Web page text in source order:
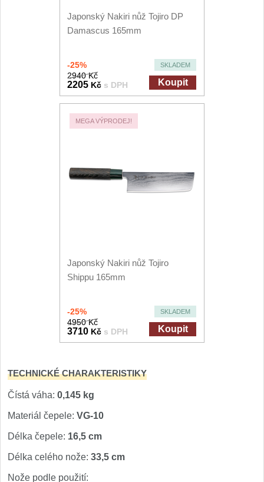
Japonský Nakiri nůž Tojiro DP
Damascus 165mm
-25% SKLADEM
2940 Kč
2205 Kč s DPH Koupit
MEGA VÝPRODEJ!
Japonský Nakiri nůž Tojiro
Shippu 165mm
-25% SKLADEM
4950 Kč
3710 Kč s DPH Koupit
TECHNICKÉ CHARAKTERISTIKY
Čístá váha: 0,145 kg
Materiál čepele: VG-10
Délka čepele: 16,5 cm
Délka celého nože: 33,5 cm
Nože podle použití: